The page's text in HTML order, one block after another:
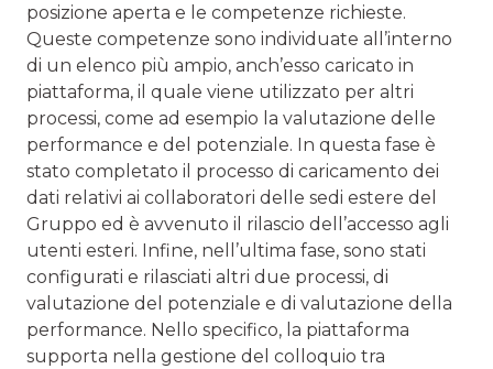
posizione aperta e le competenze richieste.
Queste competenze sono individuate all’interno
di un elenco più ampio, anch’esso caricato in
piattaforma, il quale viene utilizzato per altri
processi, come ad esempio la valuta­zione delle
performance e del potenziale. In questa fase è
stato completato il processo di caricamento dei
dati relativi ai collaboratori delle sedi estere del
Gruppo ed è avvenuto il rilascio dell’accesso agli
utenti esteri. Infine, nell’ultima fase, sono stati
configurati e rilasciati altri due processi, di
valutazione del potenziale e di valutazione della
per­formance. Nello specifico, la piattaforma
supporta nella gestione del colloquio tra